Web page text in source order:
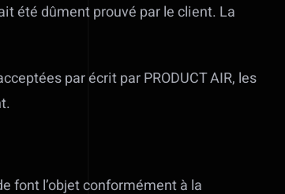
été dûment prouvé par le client. La
par écrit par PRODUCT AIR, les
font l’objet conformément à la